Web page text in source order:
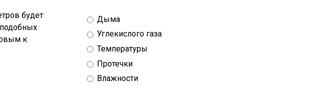
будет
к
Дыма
Углекислого газа
Температуры
Протечки
Влажности